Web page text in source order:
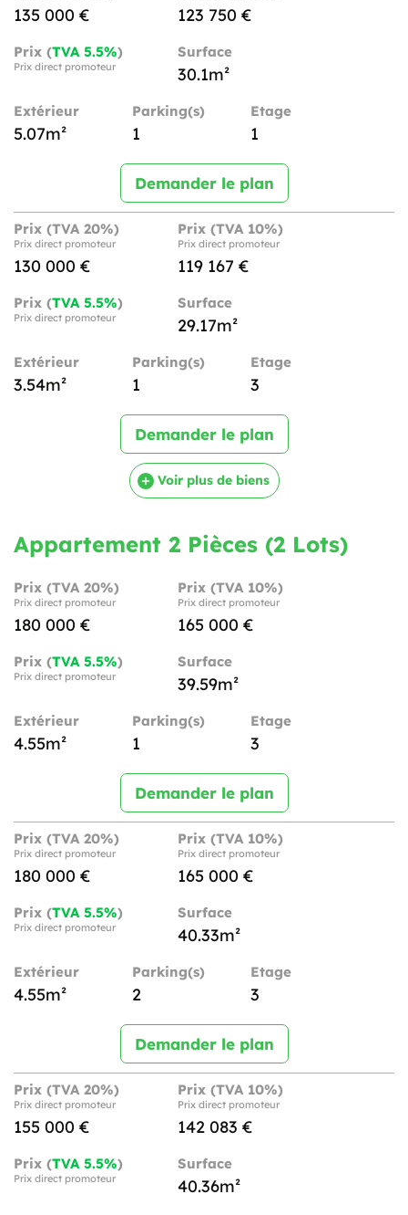
135 000 € 123 750 €
Prix (TVA 5.5%)
Prix direct promoteur
Surface
30.1m²
Extérieur
5.07m²
Parking(s)
1
Etage
1
Demander le plan
Prix (TVA 20%)
Prix direct promoteur
130 000 €
Prix (TVA 10%)
Prix direct promoteur
119 167 €
Prix (TVA 5.5%)
Prix direct promoteur
Surface
29.17m²
Extérieur
3.54m²
Parking(s)
1
Etage
3
Demander le plan
Voir plus de biens
Appartement 2 Pièces (2 Lots)
Prix (TVA 20%)
Prix direct promoteur
180 000 €
Prix (TVA 10%)
Prix direct promoteur
165 000 €
Prix (TVA 5.5%)
Prix direct promoteur
Surface
39.59m²
Extérieur
4.55m²
Parking(s)
1
Etage
3
Demander le plan
Prix (TVA 20%)
Prix direct promoteur
180 000 €
Prix (TVA 10%)
Prix direct promoteur
165 000 €
Prix (TVA 5.5%)
Prix direct promoteur
Surface
40.33m²
Extérieur
4.55m²
Parking(s)
2
Etage
3
Demander le plan
Prix (TVA 20%)
Prix direct promoteur
155 000 €
Prix (TVA 10%)
Prix direct promoteur
142 083 €
Prix (TVA 5.5%)
Prix direct promoteur
Surface
40.36m²